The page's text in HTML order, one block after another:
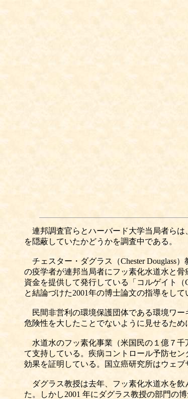
連邦調査官らとハーバード大学当局者らは
を隠蔽していたかどうかを調査中である。
チェスター・ダグラス（Chester Douglass
の疫学者が連邦当局者にフッ素化水道水と
資金を提供して発行している「コルゲイト
と結論づけた2001年の博士論文の指導をして
民間非営利の環境保護団体である環境ワー
危険性を大したことでないように見せるため
水道水のフッ素化事業（米国民の１億７千
て支持している。疾病コントロール予防セ
効果を証明している。国立癌研究所はウェ
ダグラス教授は去年、フッ素化水道水を飲
た。しかし2001 年にダグラス教授の部門の